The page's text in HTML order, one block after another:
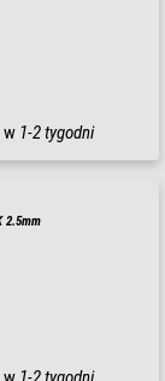
w 1-2 tygodni
2.5mm